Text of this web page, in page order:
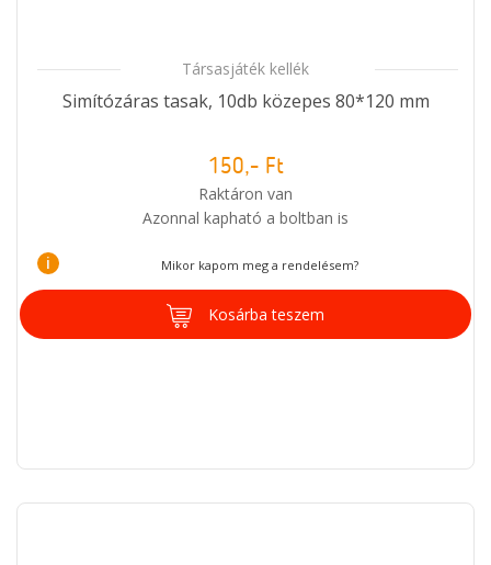
Társasjáték kellék
Simítózáras tasak, 10db közepes 80*120 mm
150,- Ft
Raktáron van
Azonnal kapható a boltban is
i Mikor kapom meg a rendelésem?
Kosárba teszem